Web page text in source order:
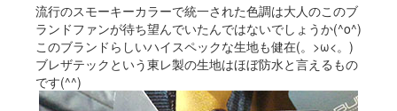
流行のスモーキーカラーで統一された色調は大人のこのブ
ランドファンが待ち望んでいたんではないでしょうか(^o^)
このブランドらしいハイスペックな生地も健在(。>ω<。)
ブレザテックという東レ製の生地はほぼ防水と言えるもの
です(^^)